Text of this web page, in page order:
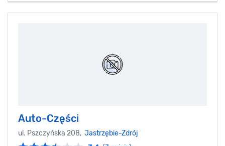
Auto-Części
ul. Pszczyńska 208, Jastrzębie-Zdrój